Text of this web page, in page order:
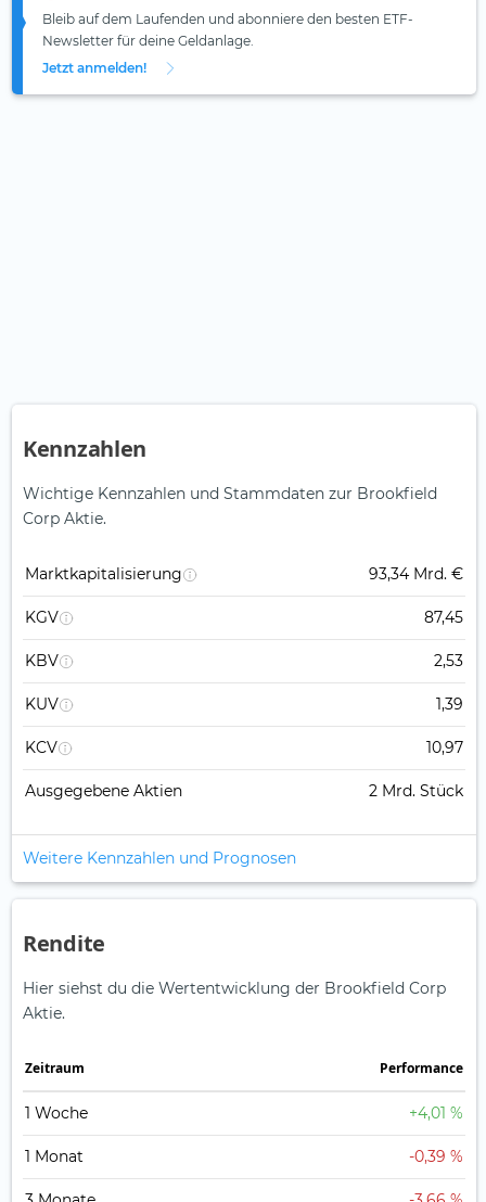
Bleib auf dem Laufenden und abonniere den besten ETF-
Newsletter für deine Geldanlage.
Jetzt anmelden!
Kennzahlen
Wichtige Kennzahlen und Stammdaten zur Brookfield
Corp Aktie.
Marktkapitalisierung 93,34 Mrd. €
KGV 87,45
KBV 2,53
KUV 1,39
KCV 10,97
Ausgegebene Aktien 2 Mrd. Stück
Weitere Kennzahlen und Prognosen
Rendite
Hier siehst du die Wertentwicklung der Brookfield Corp
Aktie.
Zeitraum Perfor­mance
1 Woche +4,01 %
1 Monat -0,39 %